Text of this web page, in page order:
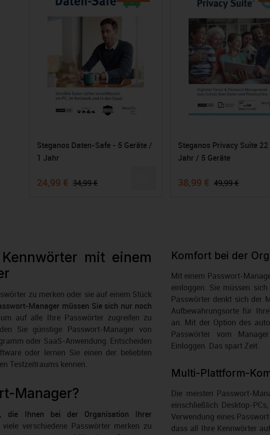
Steganos Daten-Safe - 5 Geräte /
1 Jahr
24,99 € 34,99 €
Steganos Privacy Suite
Jahr / 5 Geräte
38,99 € 49,99 €
mit einem
zu merken oder sie auf einem Stück
Manager müssen Sie sich nur noch
auf alle Ihre Passwörter zugreifen zu
Sie günstige Passwort-Manager von
oder SaaS-Anwendung. Entscheiden
oder lernen Sie einen der beliebten
Testzeitraums kennen.
Manager?
die Ihnen bei der Organisation Ihrer
verschiedene Passwörter merken zu
Komfort bei der
Mit einem Passwort-
einloggen. Sie müssen
Passwörter denkt sich der
Aufbewahrungsorte für
an. Mit der Option des
Passwörter vom
Einloggen. Das spart Zeit.
Multi-Plattform-
Die meisten Passwort-
einschließlich Desktop-
Verwendung eines
dass all Ihre Kennwörter